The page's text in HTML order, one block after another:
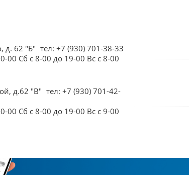
д. 62 "Б" тел: +7 (930) 701-38-33
00 Сб с 8-00 до 19-00 Вс с 8-00
д.62 "В" тел: +7 (930) 701-42-
00 Сб с 8-00 до 19-00 Вс с 9-00